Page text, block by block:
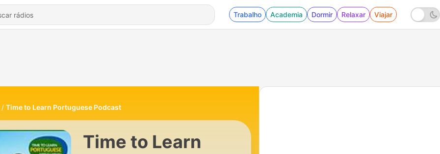
Trabalho Academia Dormir Relaxar Viajar
Time to Learn Portuguese Podcast
Time to Learn